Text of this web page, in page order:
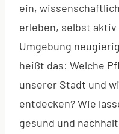
ein,
erleben, selbst
Umgebung
heißt das: Welche
unserer Stadt und
entdecken? Wie
gesund und